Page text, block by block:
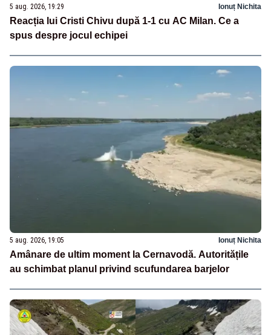
5 aug. 2026, 19:29 Ionuț Nichita
Reacția lui Cristi Chivu după 1-1 cu AC Milan. Ce a
spus despre jocul echipei
5 aug. 2026, 19:05 Ionuț Nichita
Amânare de ultim moment la Cernavodă. Autoritățile
au schimbat planul privind scufundarea barjelor